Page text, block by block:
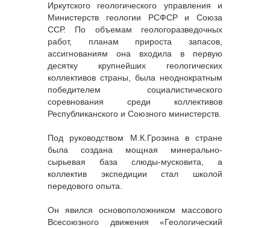
Иркутского геологического управления и
Министерств геологии РСФСР и Союза
ССР. По объемам геологоразведочных
работ, планам прироста запасов,
ассигнованиям она входила в первую
десятку крупнейших геологических
коллективов страны, была неоднократным
победителем социалистического
соревнования среди коллективов
Республиканского и Союзного министерств.
Под руководством М.К.Грозина в стране
была создана мощная минерально-
сырьевая база слюды-мусковита, а
коллектив экспедиции стал школой
передового опыта.
Он явился основоположником массового
Всесоюзного движения «Геологический